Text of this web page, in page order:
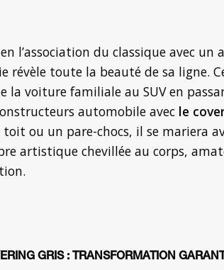
l’association du classique avec
révèle toute la beauté de sa ligne.
la voiture familiale au SUV en
automobile avec le
ou un pare-chocs, il se mariera
artistique chevillée au corps,
GRIS : TRANSFORMATION